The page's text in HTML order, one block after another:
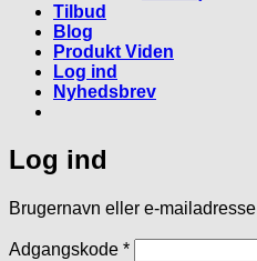
Tilbud
Blog
Produkt Viden
Log ind
Nyhedsbrev
Log ind
Brugernavn eller e-mailadresse
Adgangskode *Påkrævet